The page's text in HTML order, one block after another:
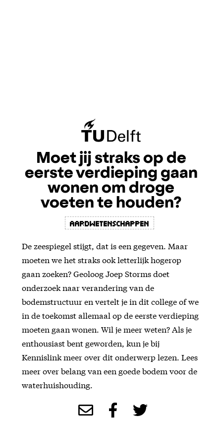
Moet jij straks op de
eerste verdieping gaan
wonen om droge
voeten te houden?
Aardwetenschappen
De zeespiegel stijgt, dat is een gegeven. Maar
moeten we het straks ook letterlijk hogerop
gaan zoeken? Geoloog Joep Storms doet
onderzoek naar verandering van de
bodemstructuur en vertelt je in dit college of we
in de toekomst allemaal op de eerste verdieping
moeten gaan wonen. Wil je meer weten? Als je
enthousiast bent geworden, kun je bij
Kennislink meer over dit onderwerp lezen. Lees
meer over belang van een goede bodem voor de
waterhuishouding.